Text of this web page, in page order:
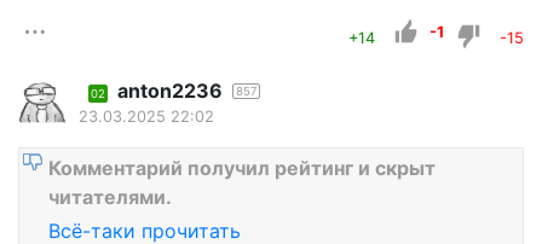
+14 -1 -15
02 anton2236 857
23.03.2025 22:02
Комментарий получил рейтинг и скрыт
читателями.
Всё-таки прочитать